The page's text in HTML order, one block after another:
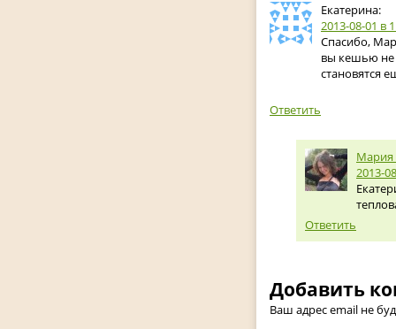
Екатерина:
2013-08-01 в
Спасибо,
вы кешью не
становятся
Ответить
Мария
2013-
Ответить
Добавить
Ваш адрес email не